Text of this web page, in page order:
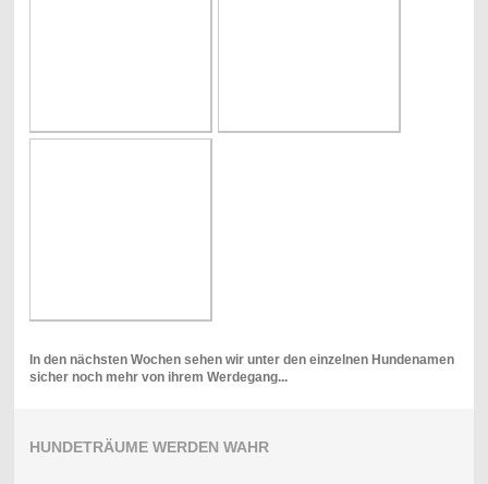
In den nächsten Wochen sehen wir unter den einzelnen Hundenamen
sicher noch mehr von ihrem Werdegang...
HUNDETRÄUME WERDEN WAHR